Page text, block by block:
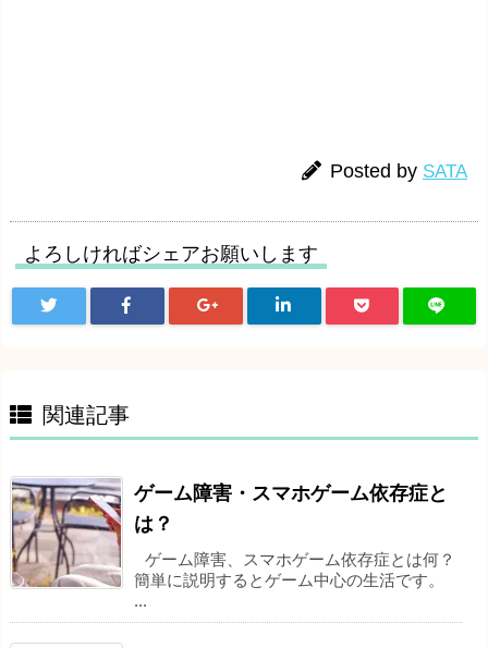
Posted by SATA
よろしければシェアお願いします
関連記事
ゲーム障害・スマホゲーム依存症と
は？
ゲーム障害、スマホゲーム依存症とは何？
簡単に説明するとゲーム中心の生活です。
...